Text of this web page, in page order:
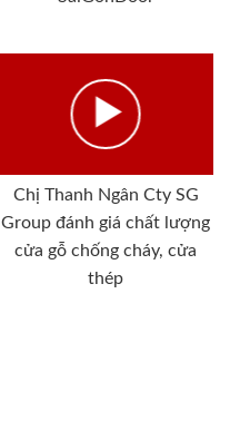
Chị Thanh Ngân Cty SG
Group đánh giá chất lượng
cửa gỗ chống cháy, cửa
thép